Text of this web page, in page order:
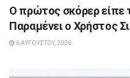
Ο πρώτος σκόρερ είπε
Παραμένει ο Χρήστος
6 ΑΥΓΟΎΣΤΟΥ, 2026